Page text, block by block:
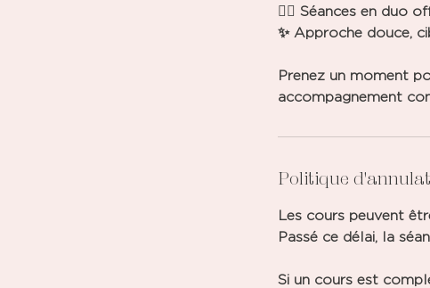
🧘‍♀️ Séances en duo
✨ Approche douce,
Prenez un moment
accompagnement
Politique
Les cours peuvent
Passé ce délai, la
Si un cours est